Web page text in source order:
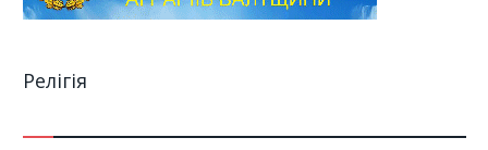
Релігія